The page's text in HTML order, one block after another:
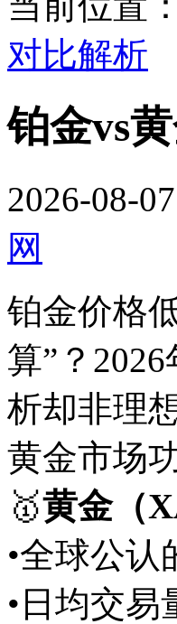
对比解析
铂金vs
2026-08-
网
铂金价格
算”？
析却非理
黄金市场
🥇黄金（
•全球公认
•日均交